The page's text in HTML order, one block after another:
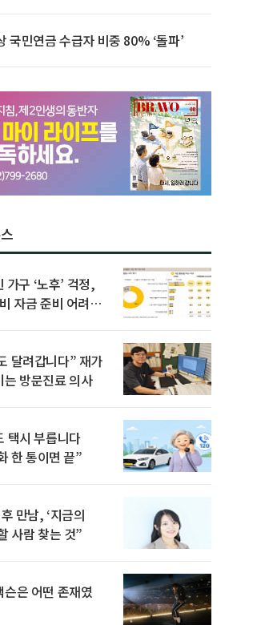
국민연금 수급자 비중 80% ‘돌파’
가구 ‘노후’ 걱정,
자금 준비 어려
달려갑니다” 재가
는 방문진료 의사
택시 부릅니다
한 통이면 끝”
만남, ‘지금의
사람 찾는 것”
슨은 어떤 존재였